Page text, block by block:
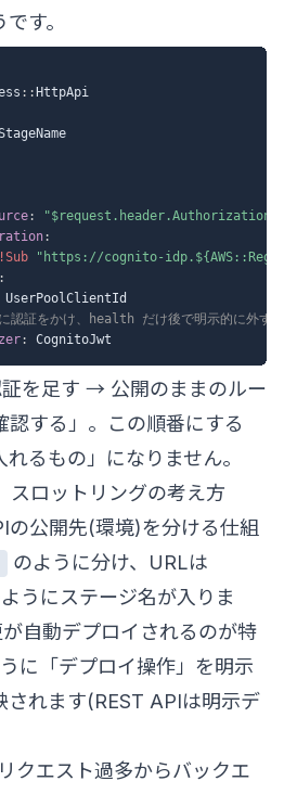
す。
: : HttpApi
:
"$request.header.Authorization"
:
!Sub
"https://cognito-
:
UserPoolClientId
認証をかけ、health だけ後で明示的に外す
:
を足す → 公開のままのルー
認する」。この順番にする
るもの」になりません。
スロットリングの考え方
の公開先(環境)を分ける仕組
のように分け、URLは
うにステージ名が入りま
自動デプロイされるのが特
に「デプロイ操作」を明示
されます(REST APIは明示デ
クエスト過多からバックエ